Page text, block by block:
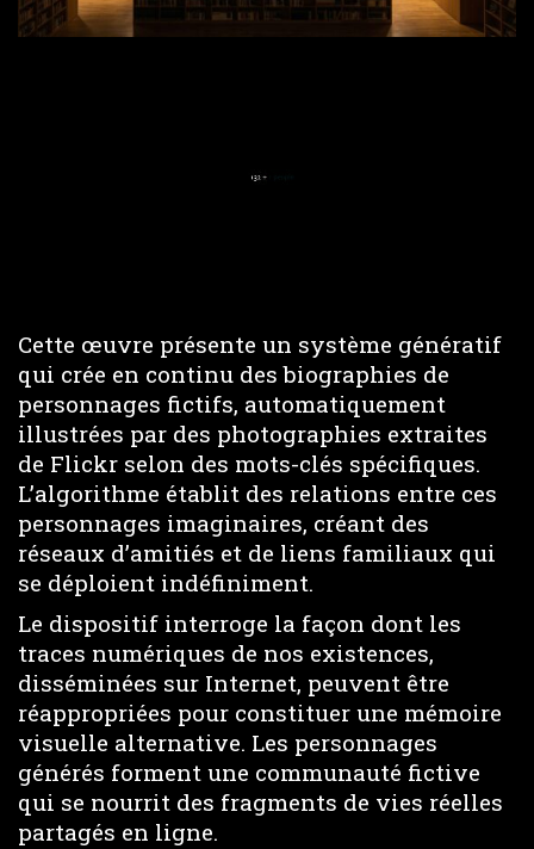
Cette œuvre présente un système génératif
qui crée en continu des biographies de
personnages fictifs, automatiquement
illustrées par des photographies extraites
de Flickr selon des mots-clés spécifiques.
L’algorithme établit des relations entre ces
personnages imaginaires, créant des
réseaux d’amitiés et de liens familiaux qui
se déploient indéfiniment.
Le dispositif interroge la façon dont les
traces numériques de nos existences,
disséminées sur Internet, peuvent être
réappropriées pour constituer une mémoire
visuelle alternative. Les personnages
générés forment une communauté fictive
qui se nourrit des fragments de vies réelles
partagés en ligne.